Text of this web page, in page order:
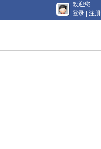
欢迎您
登录
注册